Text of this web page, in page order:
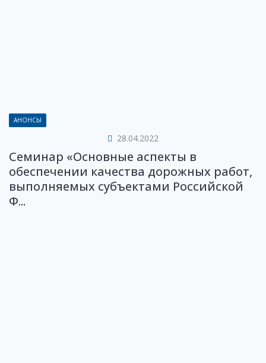
АНОНСЫ
28.04.2022
Семинар «Основные аспекты в
обеспечении качества дорожных работ,
выполняемых субъектами Российской
Ф...